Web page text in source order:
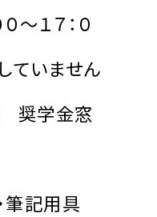
～１７：０
ていません
奨学金窓
筆記用具